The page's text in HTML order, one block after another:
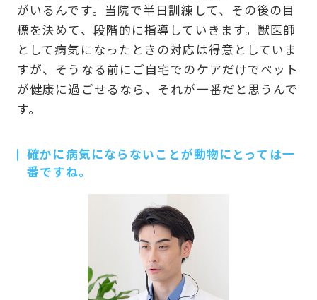
がいるんです。当院で半日訓練して、その後の目
標を決めて、段階的に指導していきます。獣医師
として病気になったときの対応は得意としていま
すが、そうなる前にご自宅でのケアだけでペット
が健康に過ごせるなら、それが一番だと思うんで
す。
確かに病気にならないことが動物にとっては一
番ですね。